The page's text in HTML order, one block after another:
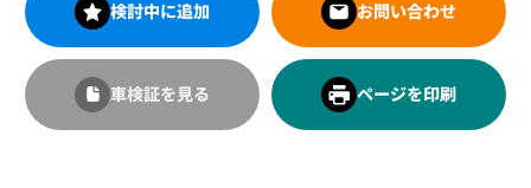
検討中に追加 お問い合わせ
車検証を見る ページを印刷